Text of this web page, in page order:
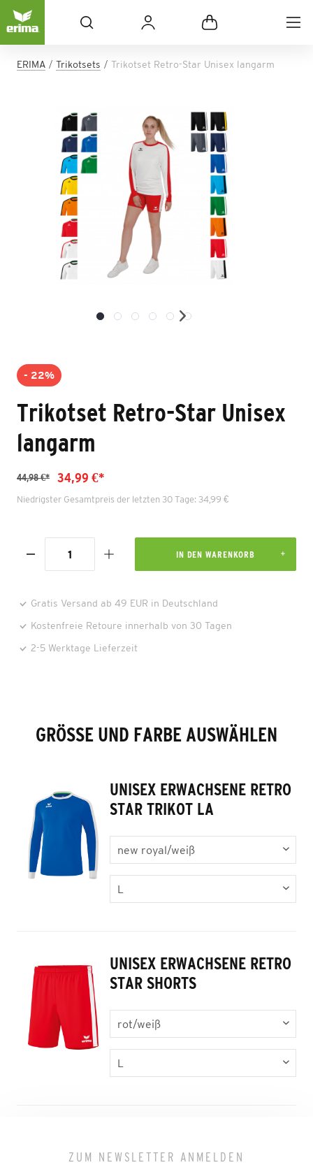
ERIMA Trikotsets Trikotset Retro-Star Unisex langarm
- 22%
Trikotset Retro-Star Unisex
langarm
44,98 €* 34,99 €*
Niedrigster Gesamtpreis der letzten 30 Tage: 34,99 €
IN DEN WARENKORB
Gratis Versand ab 49 EUR in Deutschland
Kostenfreie Retoure innerhalb von 30 Tagen
2-5 Werktage Lieferzeit
GRÖSSE UND FARBE AUSWÄHLEN
UNISEX ERWACHSENE RETRO
STAR TRIKOT LA
UNISEX ERWACHSENE RETRO
STAR SHORTS
ZUM NEWSLETTER ANMELDEN